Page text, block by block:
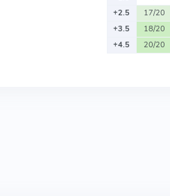
+2.5
17/20
+3.5
18/20
+4.5
20/20